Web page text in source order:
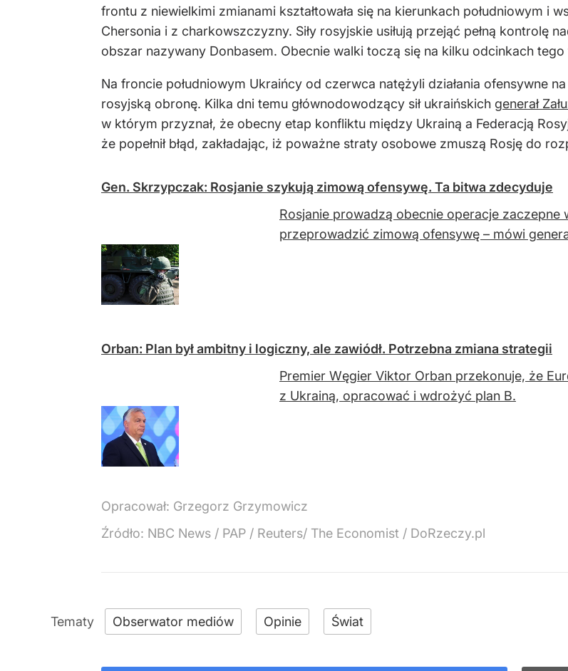
frontu z niewielkimi zmianami kształtowała się na kierunkach południowym i
Chersonia i z charkowszczyzny. Siły rosyjskie usiłują przejąć pełną kontrolę
obszar nazywany Donbasem. Obecnie walki toczą się na kilku odcinkach
Na froncie południowym Ukraińcy od czerwca natężyli działania ofensywne
rosyjską obronę. Kilka dni temu głównodowodzący sił ukraińskich generał
w którym przyznał, że obecny etap konfliktu między Ukrainą a Federacją
że popełnił błąd, zakładając, iż poważne straty osobowe zmuszą Rosję do
Gen. Skrzypczak: Rosjanie szykują zimową ofensywę. Ta bitwa zdecyduje
Rosjanie prowadzą obecnie operacje
przeprowadzić zimową ofensywę – mówi
Orban: Plan był ambitny i logiczny, ale zawiódł. Potrzebna zmiana strategii
Premier Węgier Viktor Orban przekonuje, że
z Ukrainą, opracować i wdrożyć plan B.
Opracował: Grzegorz Grzymowicz
Źródło: NBC News / PAP / Reuters/ The Economist / DoRzeczy.pl
Obserwator mediów Opinie Świat